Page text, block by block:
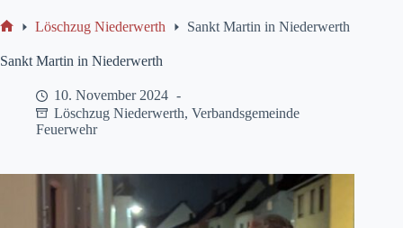
Löschzug Niederwerth Sankt Martin in Niederwerth
Sankt Martin in Niederwerth
10. November 2024
Löschzug Niederwerth, Verbandsgemeinde
Feuerwehr